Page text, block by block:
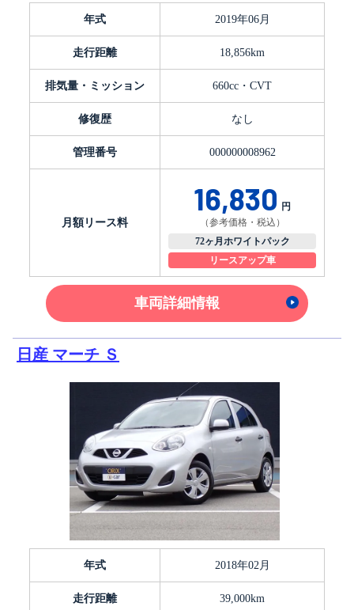
年式 2019年06月
走行距離 18,856km
排気量・ミッション 660cc・CVT
修復歴 なし
管理番号 000000008962
月額リース料
16,830 円
（参考価格・税込）
72ヶ月ホワイトパック
リースアップ車
車両詳細情報
日産 マーチ Ｓ
年式 2018年02月
走行距離 39,000km